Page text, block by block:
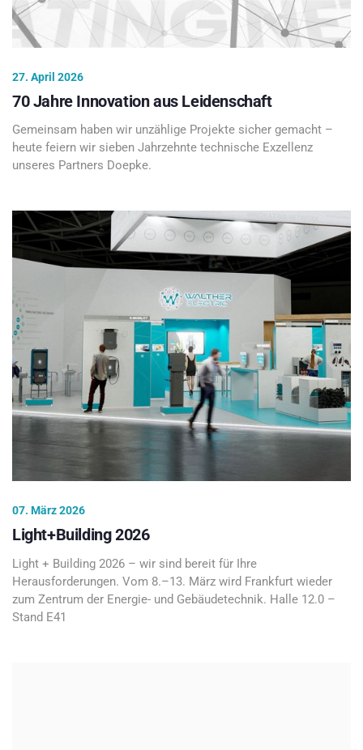
27. April 2026
70 Jahre Innovation aus Leidenschaft
Gemeinsam haben wir unzählige Projekte sicher gemacht –
heute feiern wir sieben Jahrzehnte technische Exzellenz
unseres Partners Doepke.
07. März 2026
Light+Building 2026
Light + Building 2026 – wir sind bereit für Ihre
Herausforderungen. Vom 8.–13. März wird Frankfurt wieder
zum Zentrum der Energie- und Gebäudetechnik. Halle 12.0 –
Stand E41